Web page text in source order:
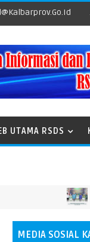
UTAMA RSDS
MEDIA SOSIAL